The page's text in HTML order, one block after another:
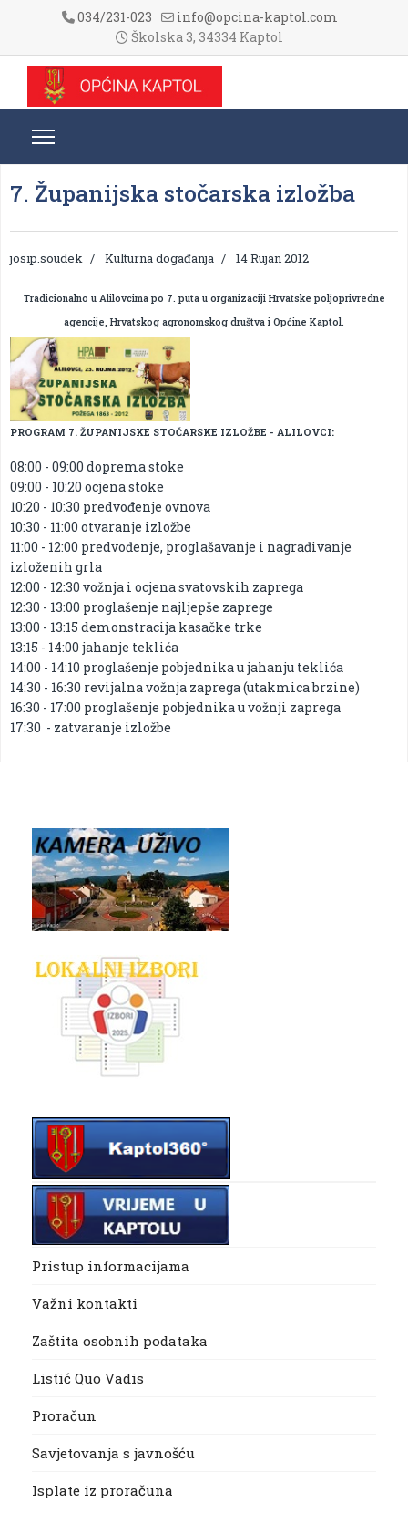
034/231-023
info@opcina-kaptol.com
Školska 3, 34334 Kaptol
7. Županijska stočarska izložba
josip.soudek Kulturna događanja 14 Rujan 2012
Tradicionalno u Alilovcima po 7. puta u organizaciji Hrvatske poljoprivredne
agencije, Hrvatskog agronomskog društva i Općine Kaptol.
PROGRAM 7. ŽUPANIJSKE STOČARSKE IZLOŽBE - ALILOVCI:
08:00 - 09:00 doprema stoke
09:00 - 10:20 ocjena stoke
10:20 - 10:30 predvođenje ovnova
10:30 - 11:00 otvaranje izložbe
11:00 - 12:00 predvođenje, proglašavanje i nagrađivanje
izloženih grla
12:00 - 12:30 vožnja i ocjena svatovskih zaprega
12:30 - 13:00 proglašenje najljepše zaprege
13:00 - 13:15 demonstracija kasačke trke
13:15 - 14:00 jahanje teklića
14:00 - 14:10 proglašenje pobjednika u jahanju teklića
14:30 - 16:30 revijalna vožnja zaprega (utakmica brzine)
16:30 - 17:00 proglašenje pobjednika u vožnji zaprega
17:30 - zatvaranje izložbe
Pristup informacijama
Važni kontakti
Zaštita osobnih podataka
Listić Quo Vadis
Proračun
Savjetovanja s javnošću
Isplate iz proračuna